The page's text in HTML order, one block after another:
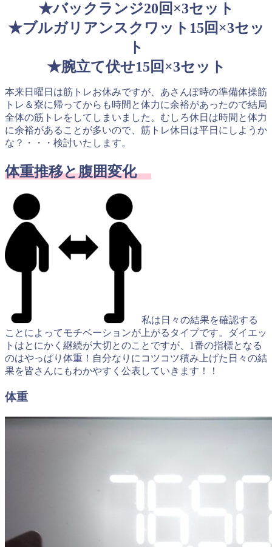
★バックランジ20回×3セット
★ブルガリアンスクワット15回×3セッ
ト
★腕立て伏せ15回×3セット
本来日曜日は筋トレお休みですが、あさんぽ時の準備体操筋
トレ＆寮に帰ってからも時間と体力に余裕があったので結局
全体の筋トレをしてしまいました。むしろ休日は時間と体力
に余裕があることが多いので、筋トレ休日は平日にしようか
な？・・・検討いたします。
体重推移と腹囲変化
私は日々の結果を確認する
ことによってモチベーションが上がるタイプです。ダイエッ
トはとにかく継続が大切とのことですが、1番の指標となる
のはやっぱり体重！自分なりにコツコツ積み上げた日々の結
果を皆さんにもわかやすく公表していきます！！
体重